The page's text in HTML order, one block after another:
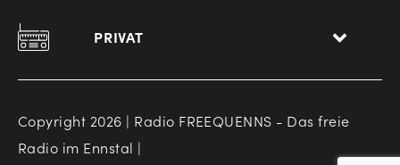
PRIVAT
Copyright 2026 | Radio FREEQUENNS - Das freie
Radio im Ennstal |